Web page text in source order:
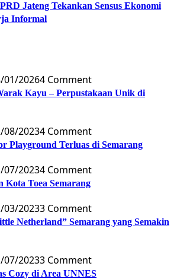
Jateng Tekankan Sensus Ekonomi
Informal
01/20264 Comment
Kayu – Perpustakaan Unik di
08/20234 Comment
Playground Terluas di Semarang
07/20234 Comment
Kota Toea Semarang
03/20233 Comment
Netherland” Semarang yang Semakin
07/20233 Comment
Cozy di Area UNNES